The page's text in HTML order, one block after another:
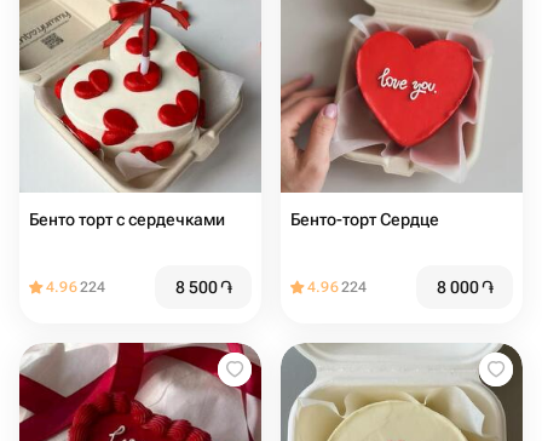
Бенто торт с сердечками
4.96224 8 500֏
Бенто-торт Сердце
4.96224 8 000֏